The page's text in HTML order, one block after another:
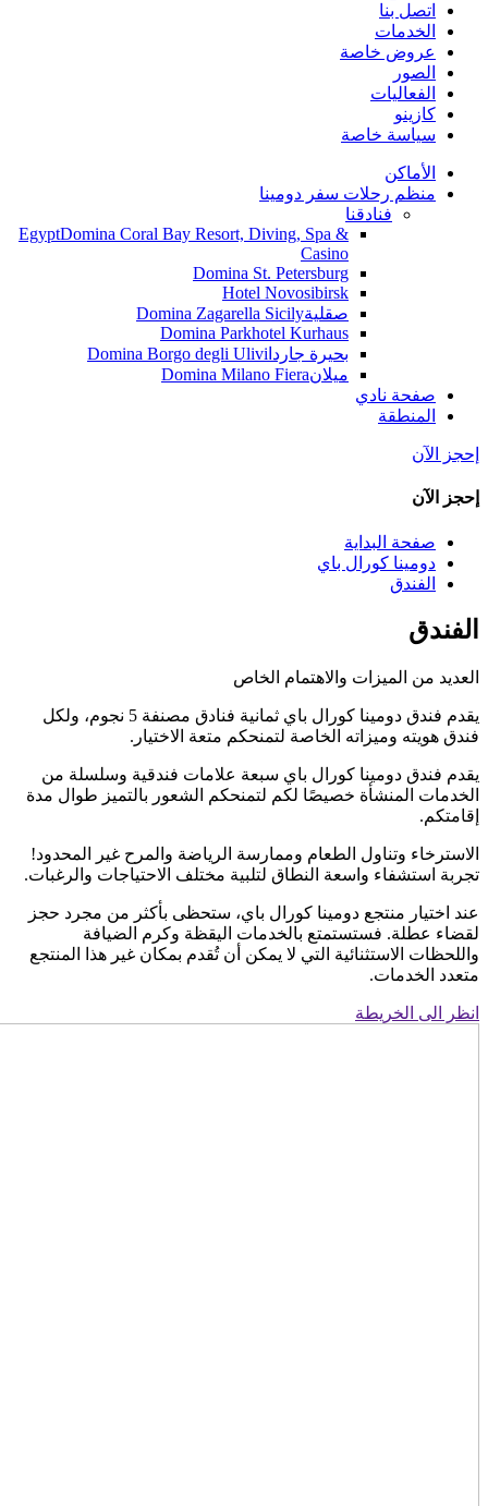
اتصل بنا
الخدمات
عروض خاصة
الصور
الفعاليات
كازينو
سياسة خاصة
الأماكن
منظم رحلات سفر دومينا
فنادقنا
EgyptDomina Coral Bay Resort, Diving, Spa &
Casino
Domina St. Petersburg
Hotel Novosibirsk
صقليةDomina Zagarella Sicily
Domina Parkhotel Kurhaus
بحيرة جاردا Domina Borgo degli Ulivi
ميلانDomina Milano Fiera
صفحة نادي
المنطقة
إحجز الآن
إحجز الآن
صفحة البداية
دومينا كورال باي
الفندق
الفندق
العديد من الميزات والاهتمام الخاص
يقدم فندق دومينا كورال باي ثمانية فنادق مصنفة 5 نجوم، ولكل
فندق هويته وميزاته الخاصة لتمنحكم متعة الاختيار.
يقدم فندق دومينا كورال باي سبعة علامات فندقية وسلسلة من
الخدمات المنشأة خصيصًا لكم لتمنحكم الشعور بالتميز طوال مدة
إقامتكم.
الاسترخاء وتناول الطعام وممارسة الرياضة والمرح غير المحدود!
تجربة استشفاء واسعة النطاق لتلبية مختلف الاحتياجات والرغبات.
عند اختيار منتجع دومينا كورال باي، ستحظى بأكثر من مجرد حجز
لقضاء عطلة. فستستمتع بالخدمات اليقظة وكرم الضيافة
واللحظات الاستثنائية التي لا يمكن أن تُقدم بمكان غير هذا المنتجع
متعدد الخدمات.
انظر الى الخريطة